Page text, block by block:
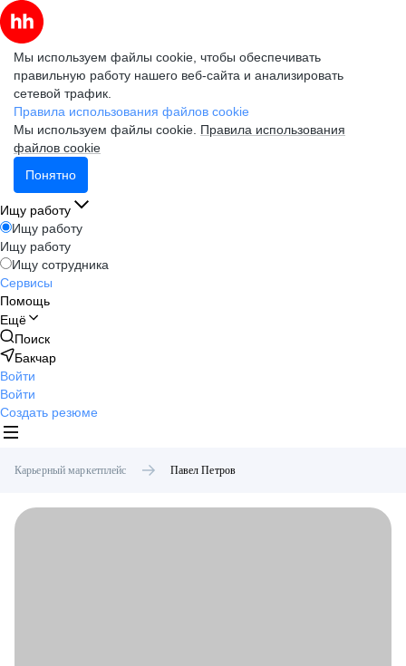
Мы используем файлы cookie, чтобы обеспечивать
правильную работу нашего веб-сайта и анализировать
сетевой трафик.
Правила использования файлов cookie
Мы используем файлы cookie. Правила использования
файлов cookie
Понятно
Ищу работу
Ищу работу
Ищу работу
Ищу сотрудника
Сервисы
Помощь
Ещё
Поиск
Бакчар
Войти
Войти
Создать резюме
Карьерный маркетплейс Павел Петров